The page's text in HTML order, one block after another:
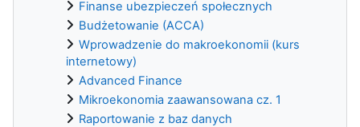
Finanse ubezpieczeń społecznych
Budżetowanie (ACCA)
Wprowadzenie do makroekonomii (kurs
internetowy)
Advanced Finance
Mikroekonomia zaawansowana cz. 1
Raportowanie z baz danych